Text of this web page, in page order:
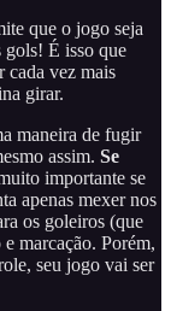
que o jogo seja
gols! É isso que
cada vez mais
girar.
maneira de fugir
assim. Se
importante se
apenas mexer nos
os goleiros (que
marcação. Porém,
seu jogo vai ser